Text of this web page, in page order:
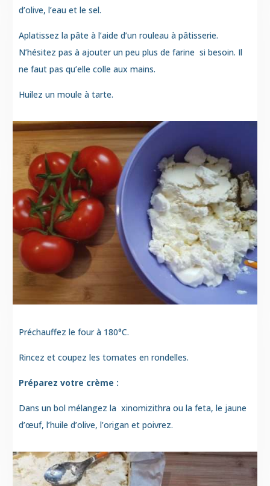
d’olive, l’eau et le sel.
Aplatissez la pâte à l’aide d’un rouleau à pâtisserie.
N’hésitez pas à ajouter un peu plus de farine si besoin. Il
ne faut pas qu’elle colle aux mains.
Huilez un moule à tarte.
Préchauffez le four à 180°C.
Rincez et coupez les tomates en rondelles.
Préparez votre crème :
Dans un bol mélangez la xinomizithra ou la feta, le jaune
d’œuf, l’huile d’olive, l’origan et poivrez.